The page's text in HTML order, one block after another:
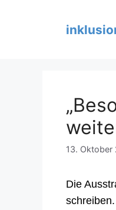
13. Oktober
Die
schreiben.